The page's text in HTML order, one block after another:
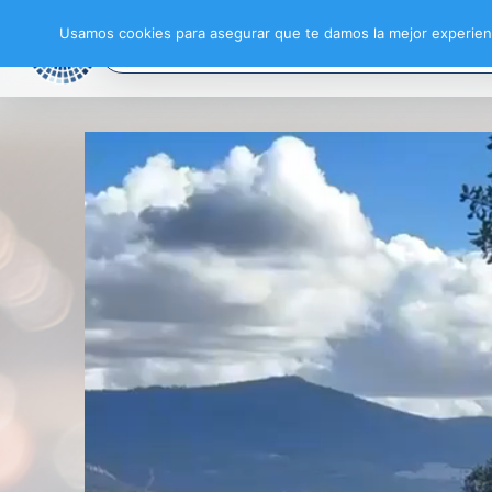
Usamos cookies para asegurar que te damos la mejor